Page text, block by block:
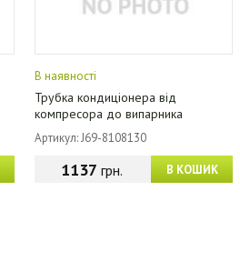
В наявності
Трубка кондиціонера від
компресора до випарника
Артикул: J69-8108130
В КОШИК
1137 грн.